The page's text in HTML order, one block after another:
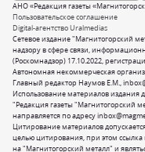
Сетевое издание "Магнитогорский
надзору в сфере связи,
(Роскомнадзор) 17.10.2022,
Автономная некоммерческая
Главный редактор Наумов Е.М.,
Использование материалов издания
"Редакция газеты "Магнитогорский
направляется по адресу
Цитирование материалов
целью цитирования, при этом ссылка
на "Магнитогорский металл" и
Пользовательское соглашение
Digital-агентство Uralmedias
АНО «Редакция газеты